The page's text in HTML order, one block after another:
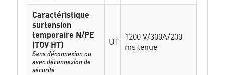
Caractéristique
surtension
temporaire N/PE
(TOV HT)
Sans déconnexion ou
avec déconnexion de
sécurité
UT
1200 V/300A/200
ms tenue